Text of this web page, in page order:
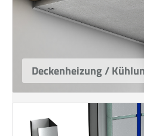
Deckenheizung /